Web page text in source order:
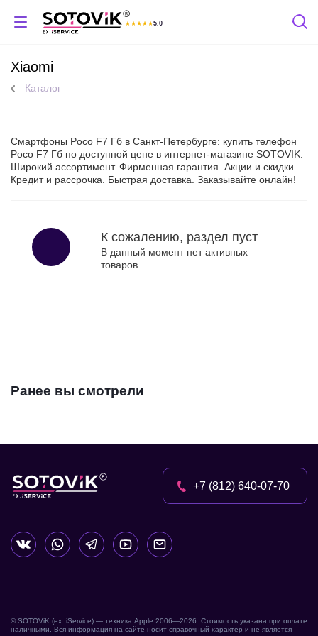
★ ★ ★ ★ ★5.0
Отзывы Яндекс
Xiaomi
Каталог
Смартфоны Poco F7 Гб в Санкт-Петербурге: купить телефон
Poco F7 Гб по доступной цене в интернет-магазине SOTOVIK.
Широкий ассортимент. Фирменная гарантия. Акции и скидки.
Кредит и рассрочка. Быстрая доставка. Заказывайте онлайн!
К сожалению, раздел пуст
В данный момент нет активных
товаров
Ранее вы смотрели
+7 (812) 640-07-70
© SOTOViK (ex. iService) — техника Apple 2006—2026. Стоимость указана при оплате
наличными. Вся информация на сайте носит справочный характер и не является